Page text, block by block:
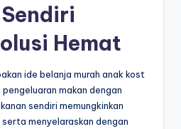
Hemat
ide belanja murah anak kost
makan dengan
sendiri memungkinkan
menyelaraskan dengan